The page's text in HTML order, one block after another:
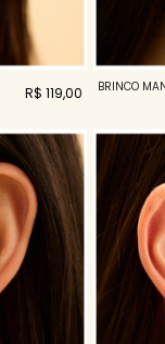
R$ 119,00 BRINCO